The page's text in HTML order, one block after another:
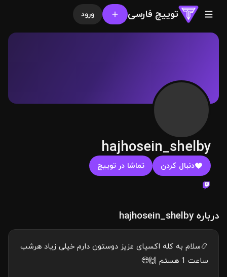
توییچ فارسی ورود
hajhosein_shelby
دنبال کردن تماشا در توییچ
درباره hajhosein_shelby
📿سلام به کله اکسیای عزیز دوستون دارم خیلی زیاد هرشب
ساعت 1 هستم 🙌😎